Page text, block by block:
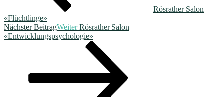
Rösrather Salon
«Flüchtlinge»
Nächster BeitragWeiter Rösrather Salon
«Entwicklungspsychologie»